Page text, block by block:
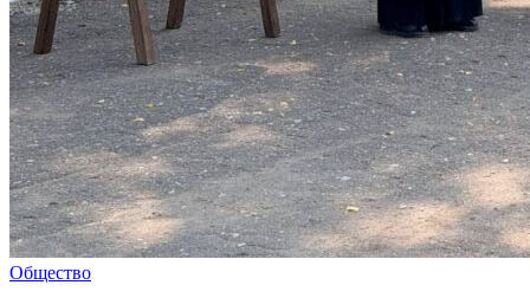
Общество